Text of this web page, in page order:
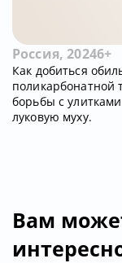
Россия, 20246+
Как добиться
поликарбонатной
борьбы с
луковую муху.
Вам